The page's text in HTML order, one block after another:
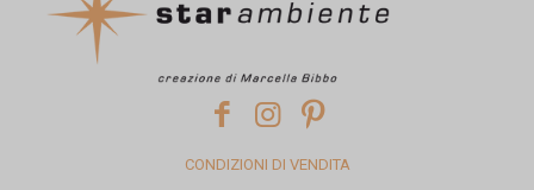
CONDIZIONI DI VENDITA